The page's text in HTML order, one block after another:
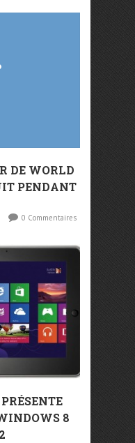
DE WORLD
PENDANT
0 Commentaires
8